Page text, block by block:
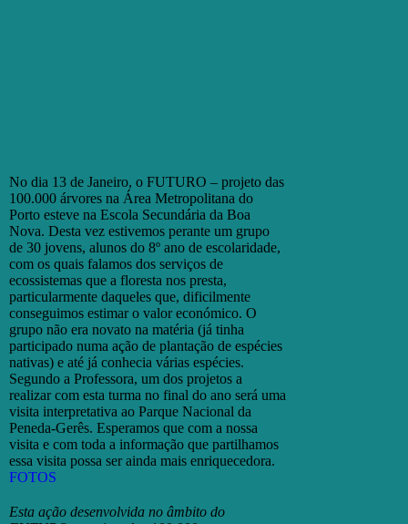
No dia 13 de Janeiro, o FUTURO – projeto das
100.000 árvores na Área Metropolitana do
Porto esteve na Escola Secundária da Boa
Nova. Desta vez estivemos perante um grupo
de 30 jovens, alunos do 8º ano de escolaridade,
com os quais falamos dos serviços de
ecossistemas que a floresta nos presta,
particularmente daqueles que, dificilmente
conseguimos estimar o valor económico. O
grupo não era novato na matéria (já tinha
participado numa ação de plantação de espécies
nativas) e até já conhecia várias espécies.
Segundo a Professora, um dos projetos a
realizar com esta turma no final do ano será uma
visita interpretativa ao Parque Nacional da
Peneda-Gerês. Esperamos que com a nossa
visita e com toda a informação que partilhamos
essa visita possa ser ainda mais enriquecedora.
FOTOS
Esta ação desenvolvida no âmbito do